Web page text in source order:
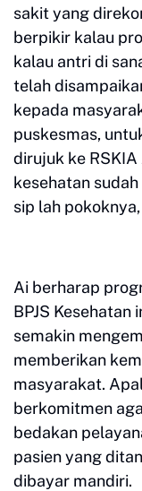
sakit yang
berpikir kalau
kalau antri di
telah
kepada
puskesmas,
dirujuk ke RSKIA
kesehatan
sip lah
Ai berharap
BPJS
semakin
memberikan
masyarakat.
berkomitmen
bedakan
pasien yang
dibayar mandiri.